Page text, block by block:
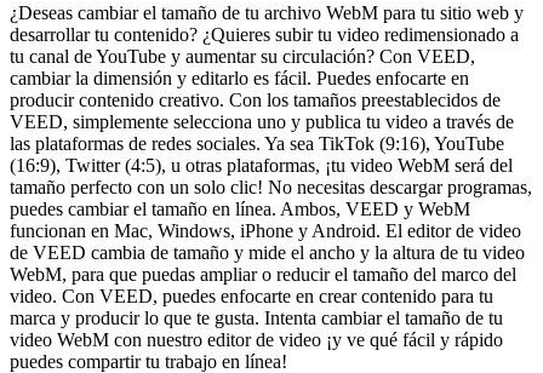
¿Deseas cambiar el tamaño de tu archivo WebM para tu sitio web y
desarrollar tu contenido? ¿Quieres subir tu video redimensionado a
tu canal de YouTube y aumentar su circulación? Con VEED,
cambiar la dimensión y editarlo es fácil. Puedes enfocarte en
producir contenido creativo. Con los tamaños preestablecidos de
VEED, simplemente selecciona uno y publica tu video a través de
las plataformas de redes sociales. Ya sea TikTok (9:16), YouTube
(16:9), Twitter (4:5), u otras plataformas, ¡tu video WebM será del
tamaño perfecto con un solo clic! No necesitas descargar programas,
puedes cambiar el tamaño en línea. Ambos, VEED y WebM
funcionan en Mac, Windows, iPhone y Android. El editor de video
de VEED cambia de tamaño y mide el ancho y la altura de tu video
WebM, para que puedas ampliar o reducir el tamaño del marco del
video. Con VEED, puedes enfocarte en crear contenido para tu
marca y producir lo que te gusta. Intenta cambiar el tamaño de tu
video WebM con nuestro editor de video ¡y ve qué fácil y rápido
puedes compartir tu trabajo en línea!